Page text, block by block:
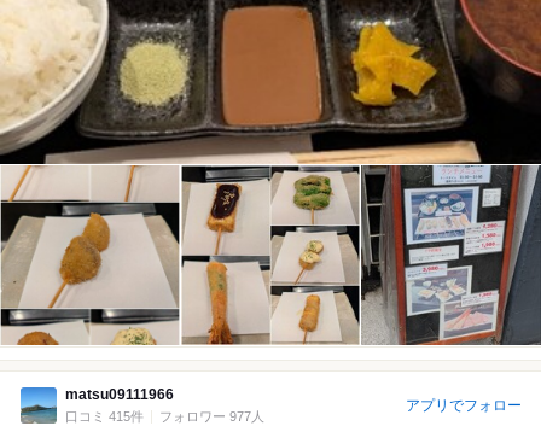
matsu09111966
口コミ 415件 フォロワー 977人
アプリでフォロー